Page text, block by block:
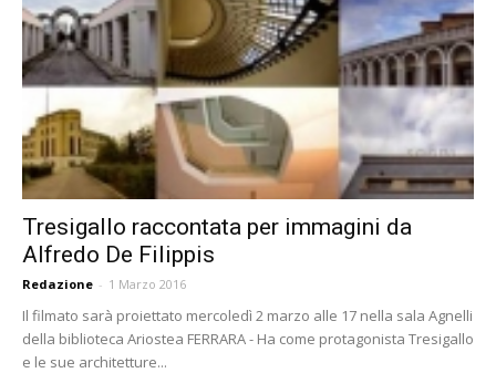
Tresigallo raccontata per immagini da
Alfredo De Filippis
Redazione - 1 Marzo 2016
Il filmato sarà proiettato mercoledì 2 marzo alle 17 nella sala Agnelli
della biblioteca Ariostea FERRARA - Ha come protagonista Tresigallo
e le sue architetture...